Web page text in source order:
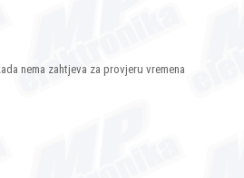
nema zahtjeva za provjeru vremena